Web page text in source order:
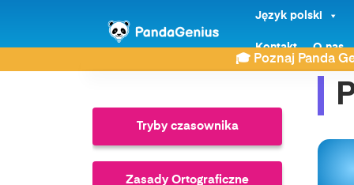
Język polski
Kontakt O nas
🎓 Poznaj Panda
ZDAY Najczęściej wyszukiwane Przecinek
Tryby czasownika
Zasady Ortograficzne